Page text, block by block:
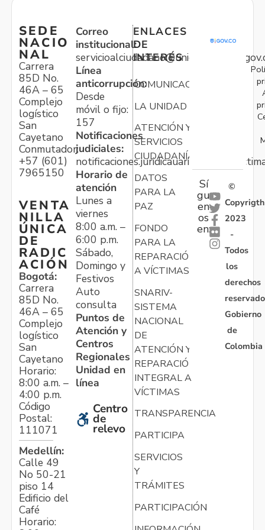
SEDE
NACIO
NAL
Carrera
85D No.
46A – 65
Complejo
logístico
San
Cayetano
Conmutador:
+57 (601)
7965150
VENTA
NILLA
ÚNICA
DE
RADIC
ACIÓN
Bogotá:
Carrera
85D No.
46A – 65
Complejo
logístico
San
Cayetano
Horario:
8:00 a.m. –
4:00 p.m.
Código
Postal:
111071
Medellín:
Calle 49
No 50-21
piso 14
Edificio del
Café
Horario:
Correo
institucional:
Línea
anticorrupción:
Desde
móvil o fijo:
157
Notificaciones
judiciales:
Horario de
atención
Lunes a
viernes
8:00 a.m. –
6:00 p.m.
Sábado,
Domingo y
Festivos
Auto
consulta
Puntos de
Atención y
Centros
Regionales
Unidad en
línea
Centro
de
relevo
ENLACES
DE
INTERÉS
COMUNICACIONES
LA UNIDAD
ATENCIÓN Y
SERVICIOS
CIUDADANÍA
DATOS
PARA LA
PAZ
FONDO
PARA LA
REPARACIÓN
A VÍCTIMAS
SNARIV-
SISTEMA
NACIONAL
DE
ATENCIÓN Y
REPARACIÓN
INTEGRAL A
VÍCTIMAS
TRANSPARENCIA
PARTICIPA
SERVICIOS
Y
TRÁMITES
PARTICIPACIÓN
Sí
gu
en
os
en:
©
Copyrigth
2023
-
Todos
los
derechos
Gobierno
de
Colombia